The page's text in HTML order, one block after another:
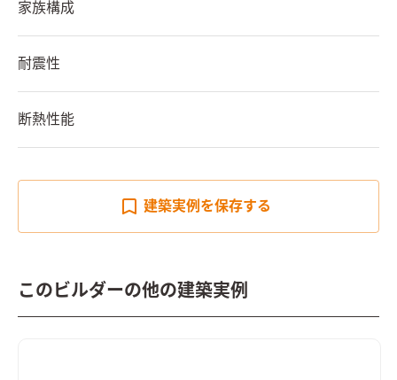
家族構成
耐震性
断熱性能
建築実例を保存する
このビルダーの他の建築実例